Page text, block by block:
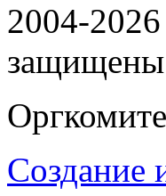
2004-2026
защищены
Создание